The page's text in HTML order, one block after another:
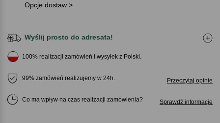
Opcje dostaw >
Wyślij prosto do adresata!
100% realizacji zamówień i wysyłek z Polski.
99% zamówień realizujemy w 24h. Przeczytaj opinie
Co ma wpływ na czas realizacji zamówienia Sprawdź informacje